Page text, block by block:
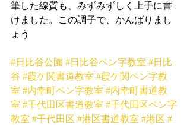
筆した線質も、みずみずしく上手に書
けました。この調子で、かんばりまし
ょう
#日比谷公園 #日比谷ペン字教室 #日比
谷 #霞ケ関書道教室 #霞ケ関ペン字教
室 #内幸町ペン字教室 #内幸町書道教
室 #千代田区書道教室 #千代田区ペン字
教室 #千代田区 #港区書道教室 #港区 #